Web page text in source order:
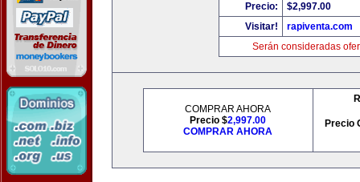
Precio:
$2,997.00
Visitar!
rapiventa.com
Serán consideradas
COMPRAR AHORA
Precio $2,997.00
COMPRAR AHORA
Precio